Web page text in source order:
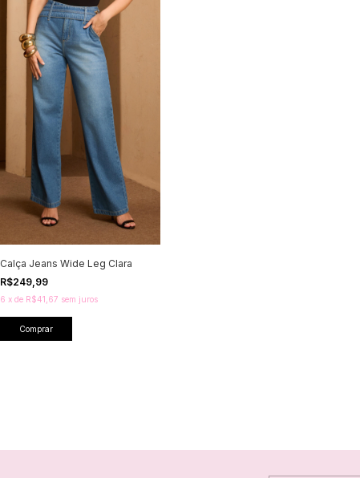
Calça Jeans Wide Leg Clara
R$249,99
6 x de R$41,67 sem juros
Comprar